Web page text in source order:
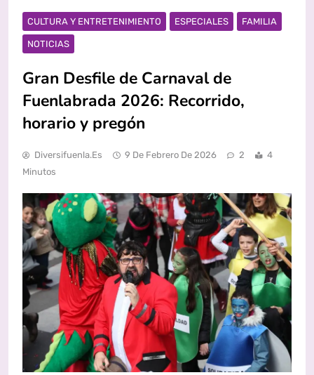
CULTURA Y ENTRETENIMIENTO ESPECIALES FAMILIA
NOTICIAS
Gran Desfile de Carnaval de
Fuenlabrada 2026: Recorrido,
horario y pregón
Diversifuenla.es 9 De Febrero De 2026 2
4
Minutos